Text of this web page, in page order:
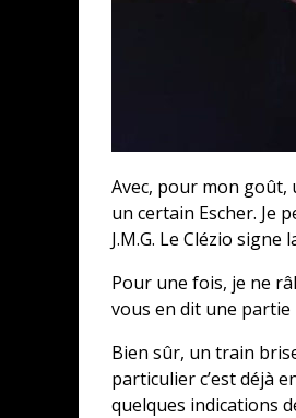
Avec, pour mon
un certain Escher. Je
J.M.G. Le Clézio
Pour une fois, je ne
vous en dit une partie
Bien sûr, un train
particulier c’est déjà
quelques indications